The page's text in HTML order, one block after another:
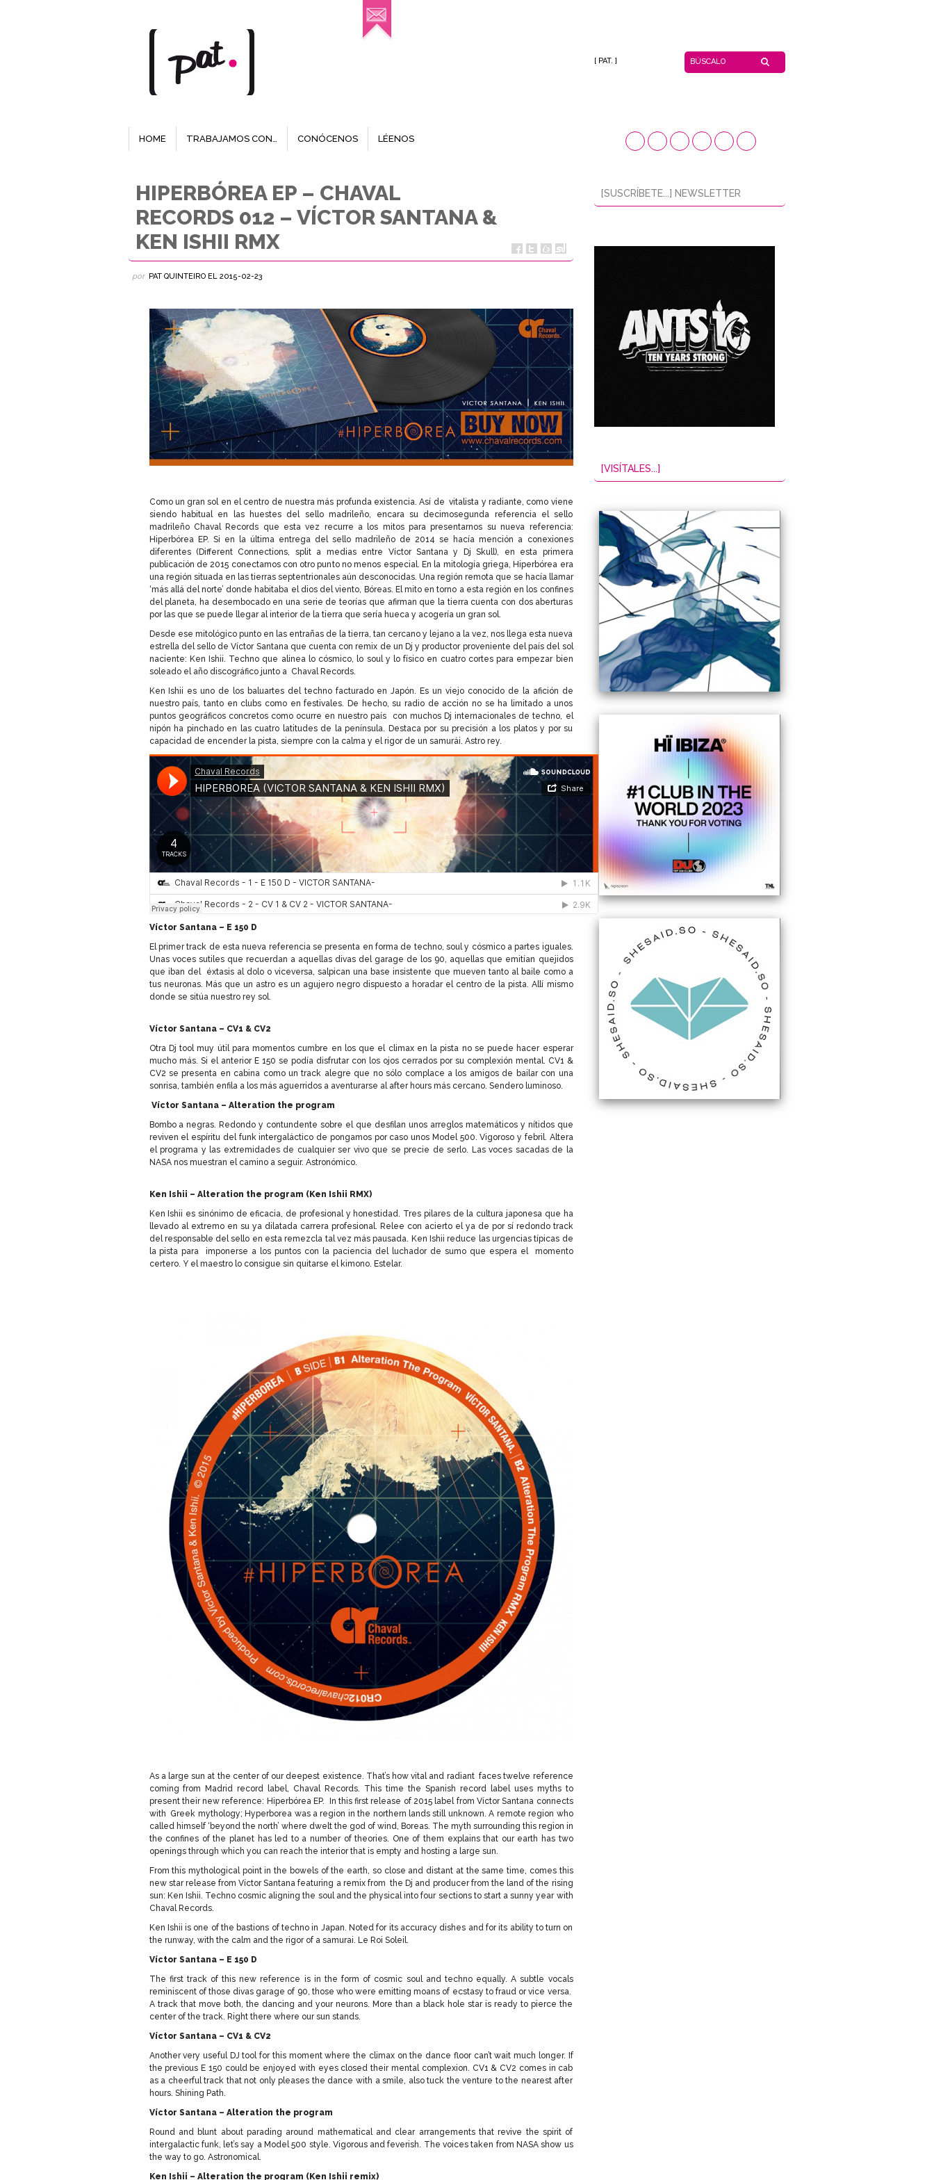
[ PAT. ]
HOME TRABAJAMOS CON… CONÓCENOS LÉENOS
HIPERBÓREA EP – CHAVAL
RECORDS 012 – VÍCTOR SANTANA &
KEN ISHII RMX
por PAT QUINTEIROEL 2015-02-23
Como un gran sol en el centro de nuestra más profunda existencia. Así de vitalista y radiante, como viene
siendo habitual en las huestes del sello madrileño, encara su decimosegunda referencia el sello
madrileño Chaval Records que esta vez recurre a los mitos para presentarnos su nueva referencia:
Hiperbórea EP. Si en la última entrega del sello madrileño de 2014 se hacía mención a conexiones
diferentes (Different Connections, split a medias entre Víctor Santana y Dj Skull), en esta primera
publicación de 2015 conectamos con otro punto no menos especial. En la mitología griega, Hiperbórea era
una región situada en las tierras septentrionales aún desconocidas. Una región remota que se hacía llamar
‘más allá del norte’ donde habitaba el dios del viento, Bóreas. El mito en torno a esta región en los confines
del planeta, ha desembocado en una serie de teorías que afirman que la tierra cuenta con dos aberturas
por las que se puede llegar al interior de la tierra que sería hueca y acogería un gran sol.
Desde ese mitológico punto en las entrañas de la tierra, tan cercano y lejano a la vez, nos llega esta nueva
estrella del sello de Víctor Santana que cuenta con remix de un Dj y productor proveniente del país del sol
naciente: Ken Ishii. Techno que alinea lo cósmico, lo soul y lo físico en cuatro cortes para empezar bien
soleado el año discográfico junto a Chaval Records.
Ken Ishii es uno de los baluartes del techno facturado en Japón. Es un viejo conocido de la afición de
nuestro país, tanto en clubs como en festivales. De hecho, su radio de acción no se ha limitado a unos
puntos geográficos concretos como ocurre en nuestro país con muchos Dj internacionales de techno, el
nipón ha pinchado en las cuatro latitudes de la península. Destaca por su precisión a los platos y por su
capacidad de encender la pista, siempre con la calma y el rigor de un samurái. Astro rey.
Víctor Santana – E 150 D
El primer track de esta nueva referencia se presenta en forma de techno, soul y cósmico a partes iguales.
Unas voces sutiles que recuerdan a aquellas divas del garage de los 90, aquellas que emitían quejidos
que iban del éxtasis al dolo o viceversa, salpican una base insistente que mueven tanto al baile como a
tus neuronas. Más que un astro es un agujero negro dispuesto a horadar el centro de la pista. Allí mismo
donde se sitúa nuestro rey sol.
Víctor Santana – CV1 & CV2
Otra Dj tool muy útil para momentos cumbre en los que el climax en la pista no se puede hacer esperar
mucho más. Si el anterior E 150 se podía disfrutar con los ojos cerrados por su complexión mental. CV1 &
CV2 se presenta en cabina como un track alegre que no sólo complace a los amigos de bailar con una
sonrisa, también enfila a los más aguerridos a aventurarse al after hours más cercano. Sendero luminoso.
Víctor Santana – Alteration the program
Bombo a negras. Redondo y contundente sobre el que desfilan unos arreglos matemáticos y nítidos que
reviven el espíritu del funk intergaláctico de pongamos por caso unos Model 500. Vigoroso y febril. Altera
el programa y las extremidades de cualquier ser vivo que se precie de serlo. Las voces sacadas de la
NASA nos muestran el camino a seguir. Astronómico.
Ken Ishii – Alteration the program (Ken Ishii RMX)
Ken Ishii es sinónimo de eficacia, de profesional y honestidad. Tres pilares de la cultura japonesa que ha
llevado al extremo en su ya dilatada carrera profesional. Relee con acierto el ya de por sí redondo track
del responsable del sello en esta remezcla tal vez más pausada. Ken Ishii reduce las urgencias típicas de
la pista para imponerse a los puntos con la paciencia del luchador de sumo que espera el momento
certero. Y el maestro lo consigue sin quitarse el kimono. Estelar.
As a large sun at the center of our deepest existence. That’s how vital and radiant faces twelve reference
coming from Madrid record label, Chaval Records. This time the Spanish record label uses myths to
present their new reference: Hiperbórea EP. In this first release of 2015 label from Víctor Santana connects
with Greek mythology; Hyperborea was a region in the northern lands still unknown. A remote region who
called himself ‘beyond the north’ where dwelt the god of wind, Boreas. The myth surrounding this region in
the confines of the planet has led to a number of theories. One of them explains that our earth has two
openings through which you can reach the interior that is empty and hosting a large sun.
From this mythological point in the bowels of the earth, so close and distant at the same time, comes this
new star release from Víctor Santana featuring a remix from the Dj and producer from the land of the rising
sun: Ken Ishii. Techno cosmic aligning the soul and the physical into four sections to start a sunny year with
Chaval Records.
Ken Ishii is one of the bastions of techno in Japan. Noted for its accuracy dishes and for its ability to turn on
the runway, with the calm and the rigor of a samurai. Le Roi Soleil.
Víctor Santana – E 150 D
The first track of this new reference is in the form of cosmic soul and techno equally. A subtle vocals
reminiscent of those divas garage of 90, those who were emitting moans of ecstasy to fraud or vice versa.
A track that move both, the dancing and your neurons. More than a black hole star is ready to pierce the
center of the track. Right there where our sun stands.
Víctor Santana – CV1 & CV2
Another very useful DJ tool for this moment where the climax on the dance floor can’t wait much longer. If
the previous E 150 could be enjoyed with eyes closed their mental complexion. CV1 & CV2 comes in cab
as a cheerful track that not only pleases the dance with a smile, also tuck the venture to the nearest after
hours. Shining Path.
Víctor Santana – Alteration the program
Round and blunt about parading around mathematical and clear arrangements that revive the spirit of
intergalactic funk, let’s say a Model 500 style. Vigorous and feverish. The voices taken from NASA show us
the way to go. Astronomical.
Ken Ishii – Alteration the program (Ken Ishii remix)
[SUSCRÍBETE...] NEWSLETTER
[VISÍTALES...]